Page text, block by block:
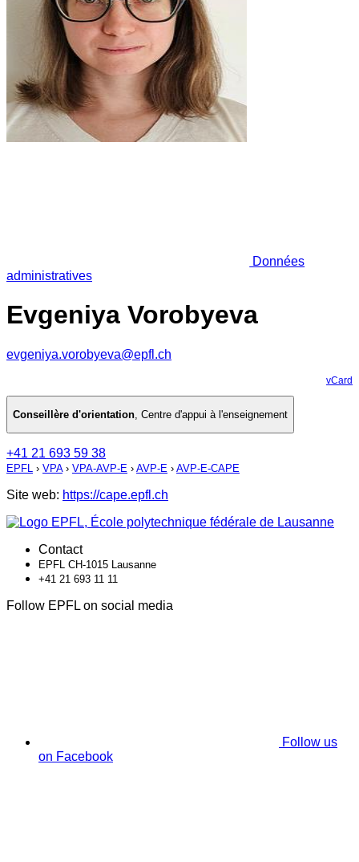
Données
administratives
Evgeniya Vorobyeva
evgeniya.vorobyeva@epfl.ch
vCard
Conseillère d'orientation, Centre d'appui à l'enseignement
+41 21 693 59 38
EPFL › VPA› VPA-AVP-E › AVP-E › AVP-E-CAPE
Site web: https://cape.epfl.ch
Contact
EPFL CH-1015 Lausanne
+41 21 693 11 11
Follow EPFL on social media
Follow us
on Facebook